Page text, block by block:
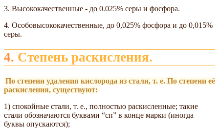
3. Высококачественные - до 0.025% серы и фосфора.
4. Особовысококачественные, до 0,025% фосфора и до 0,015%
серы.
4. Степень раскисления.
По степени удаления кислорода из стали, т. е. По степени её
раскисления, существуют:
1) спокойные стали, т. е., полностью раскисленные; такие
стали обозначаются буквами “сп” в конце марки (иногда
буквы опускаются);